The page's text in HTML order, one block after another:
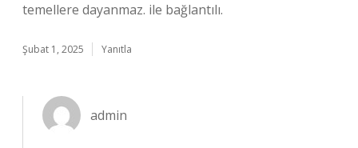
temellere dayanmaz. ile bağlantılı.
Şubat 1, 2025 Yanıtla
admin